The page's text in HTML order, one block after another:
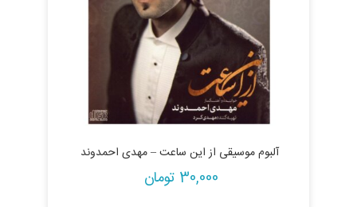
آلبوم موسیقی از این ساعت – مهدی احمدوند
30,000 تومان